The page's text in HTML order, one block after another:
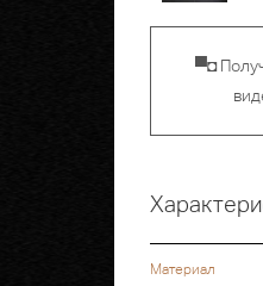
▀◘
Материал